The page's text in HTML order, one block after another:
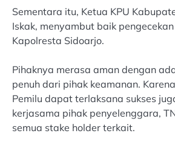
Sementara itu, Ketua KPU
Iskak, menyambut baik
Kapolresta Sidoarjo.
Pihaknya merasa aman dengan
penuh dari pihak keamanan.
Pemilu dapat terlaksana sukses
kerjasama pihak penyelenggara,
semua stake holder terkait.